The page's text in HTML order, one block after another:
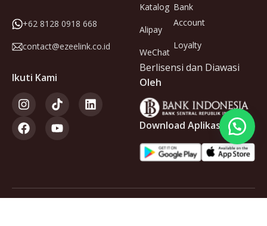
+62 8128 0918 668
contact@ezeelink.co.id
Ikuti Kami
Katalog
Alipay
WeChat
Bank
Account
Loyalty
Berlisensi dan Diawasi
Oleh
Download Aplikasi